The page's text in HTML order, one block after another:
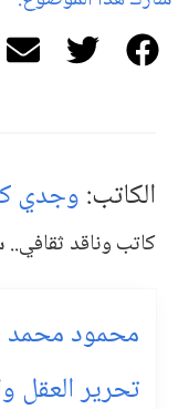
الكاتب: وجدي
كاتب وناقد
محمود محمد
تحرير العقل